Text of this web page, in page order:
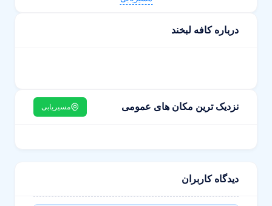
درباره کافه لبخند
نزدیک ترین مکان های عمومی مسیریابی
دیدگاه کاربران